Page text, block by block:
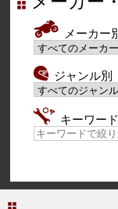
メーカー
ジャンル別
キーワード